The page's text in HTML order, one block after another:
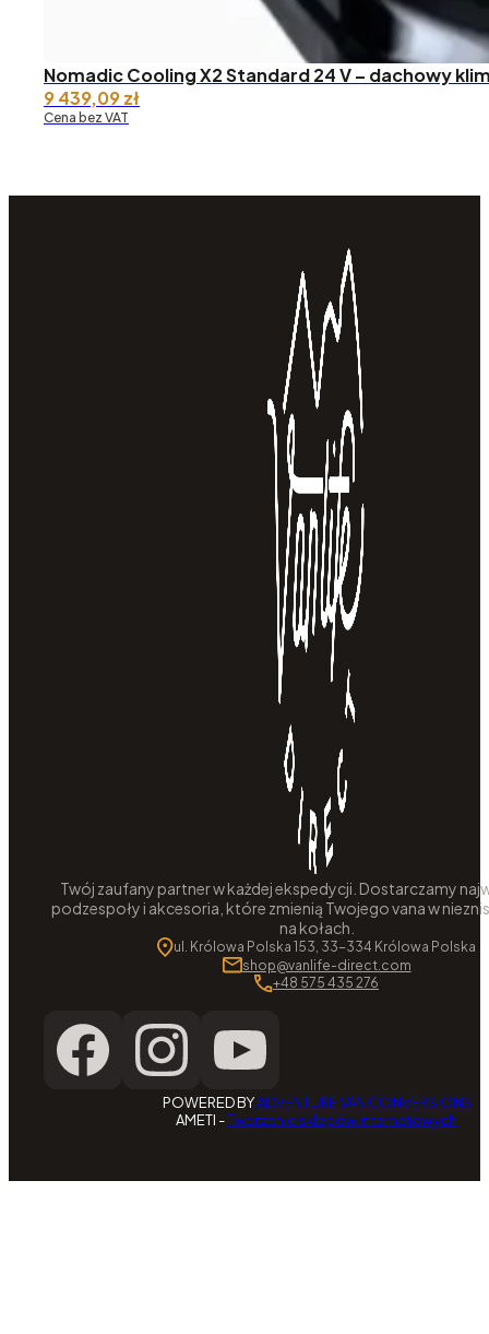
Nomadic Cooling X2 Standard 24 V – dachowy
9 439,09zł
Cena bez VAT
Twój zaufany partner w każdej ekspedycji. Dostarczamy
podzespoły i akcesoria, które zmienią Twojego vana w
na kołach.
ul. Królowa Polska 153, 33-334 Królowa Polska
shop@vanlife-direct.com
+48 575 435 276
POWERED BYADVENTURE VAN CONVERSIONS
AMETI -Tworzenie sklepów internetowych